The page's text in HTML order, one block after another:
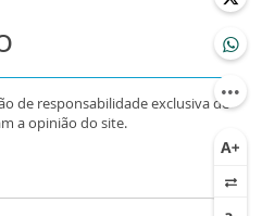
de responsabilidade exclusiva de
a opinião do site.